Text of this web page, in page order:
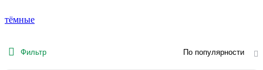
тёмные
Фильтр По популярности